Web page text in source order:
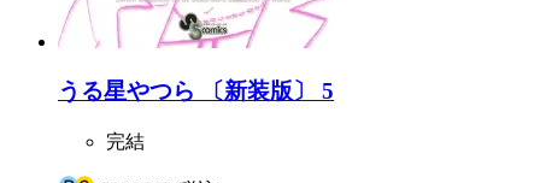
うる星やつら 〔新装版〕 5
完結